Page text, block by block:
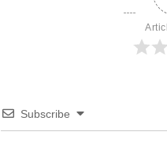
Subscribe